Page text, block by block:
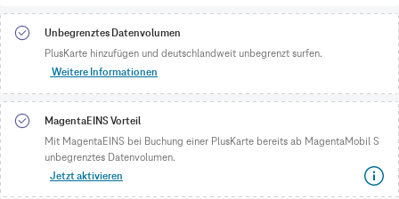
Unbegrenztes Datenvolumen
PlusKarte hinzufügen und deutschlandweit unbegrenzt surfen.
Weitere Informationen
MagentaEINS Vorteil
Mit MagentaEINS bei Buchung einer PlusKarte bereits ab MagentaMobil S
unbegrenztes Datenvolumen.
Jetzt aktivieren